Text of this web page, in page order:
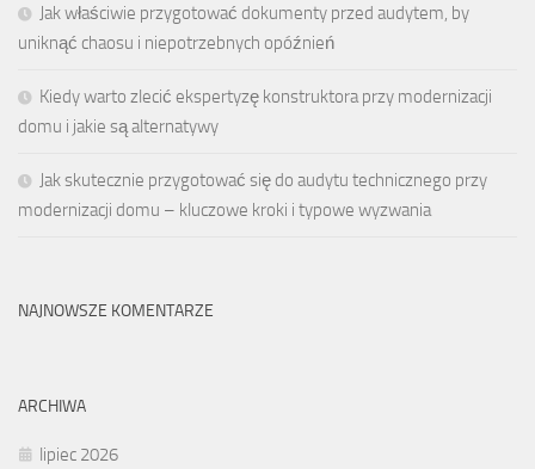
Jak właściwie przygotować dokumenty przed audytem, by
uniknąć chaosu i niepotrzebnych opóźnień
Kiedy warto zlecić ekspertyzę konstruktora przy modernizacji
domu i jakie są alternatywy
Jak skutecznie przygotować się do audytu technicznego przy
modernizacji domu – kluczowe kroki i typowe wyzwania
NAJNOWSZE KOMENTARZE
ARCHIWA
lipiec 2026